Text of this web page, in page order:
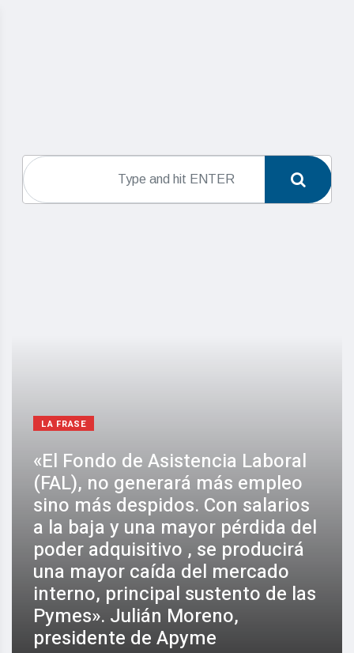
LA FRASE
«El Fondo de Asistencia Laboral
(FAL), no generará más empleo
sino más despidos. Con salarios
a la baja y una mayor pérdida del
poder adquisitivo , se producirá
una mayor caída del mercado
interno, principal sustento de las
Pymes». Julián Moreno,
presidente de Apyme